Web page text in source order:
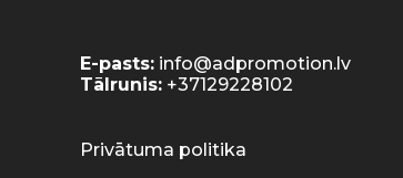
E-pasts: info@adpromotion.lv
Tālrunis: +37129228102
Privātuma politika